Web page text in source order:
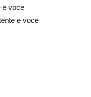
e voce
e voce